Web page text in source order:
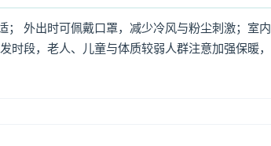
外出时可佩戴口罩，减少冷风与粉尘刺激；室内
段，老人、儿童与体质较弱人群注意加强保暖，